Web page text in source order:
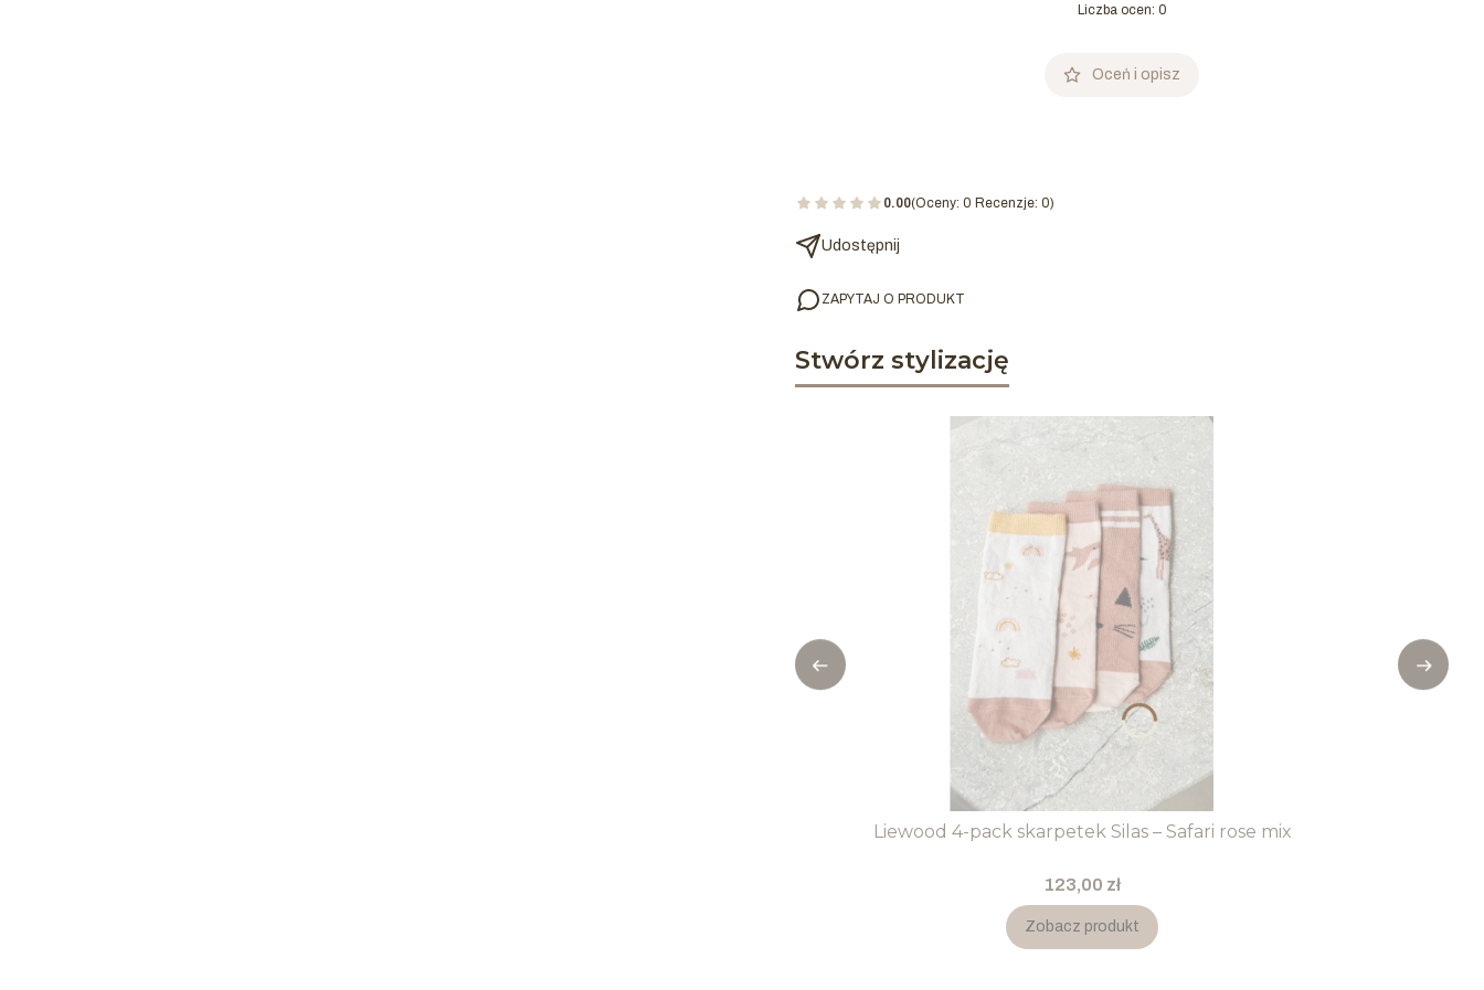
Liczba ocen: 0
Oceń i opisz
0.00(Oceny: 0 Recenzje: 0)
Udostępnij
ZAPYTAJ O PRODUKT
Stwórz stylizację
Liewood 4-pack skarpetek Silas – Safari rose mix
Cena
123,00 zł
Zobacz produkt